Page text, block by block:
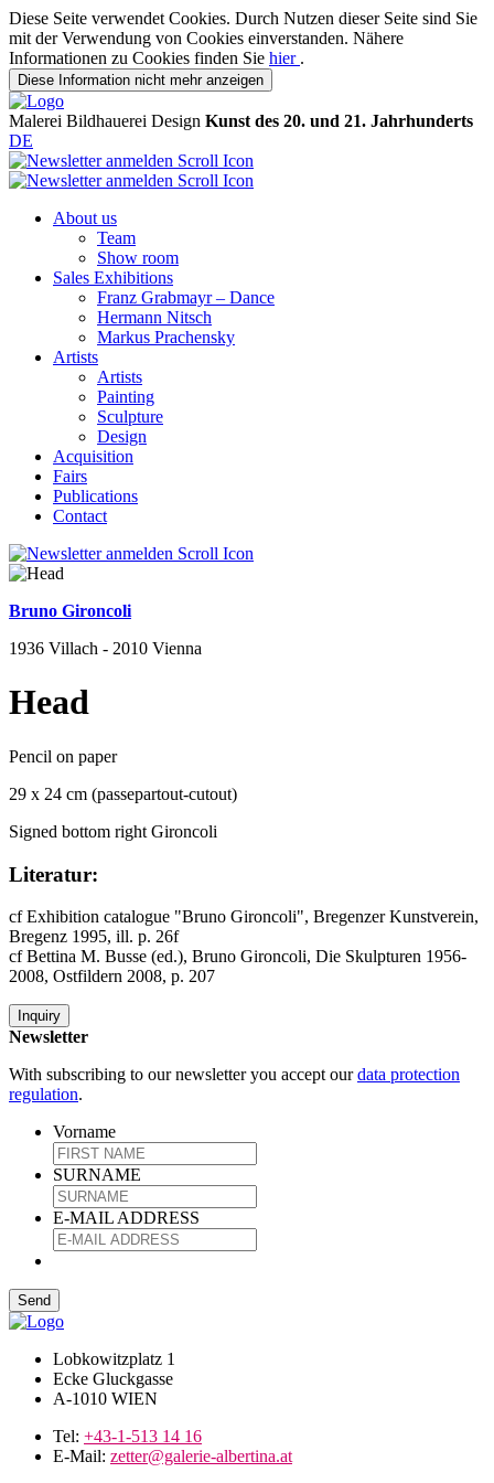
Diese Seite verwendet Cookies. Durch Nutzen dieser Seite sind Sie
mit der Verwendung von Cookies einverstanden. Nähere
Informationen zu Cookies finden Sie hier .
Diese Information nicht mehr anzeigen
Malerei Bildhauerei Design Kunst des 20. und 21. Jahrhunderts
DE
About us
Team
Show room
Sales Exhibitions
Franz Grabmayr – Dance
Hermann Nitsch
Markus Prachensky
Artists
Artists
Painting
Sculpture
Design
Acquisition
Fairs
Publications
Contact
Bruno Gironcoli
1936 Villach - 2010 Vienna
Head
Pencil on paper
29 x 24 cm (passepartout-cutout)
Signed bottom right Gironcoli
Literatur:
cf Exhibition catalogue "Bruno Gironcoli", Bregenzer Kunstverein,
Bregenz 1995, ill. p. 26f
cf Bettina M. Busse (ed.), Bruno Gironcoli, Die Skulpturen 1956-
2008, Ostfildern 2008, p. 207
Inquiry
Newsletter
With subscribing to our newsletter you accept ourdata protection
regulation.
Vorname
SURNAME
E-MAIL ADDRESS
Lobkowitzplatz 1
Ecke Gluckgasse
A-1010 WIEN
Tel: +43-1-513 14 16
E-Mail: zetter@galerie-albertina.at